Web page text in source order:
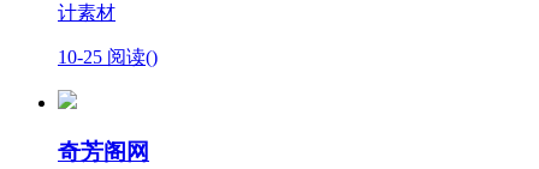
计素材
10-25 阅读()
奇芳阁网